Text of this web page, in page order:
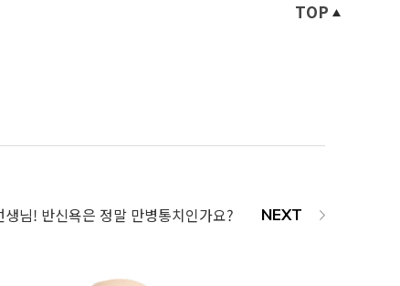
생님! 반신욕은 정말 만병통치인가요?
TOP